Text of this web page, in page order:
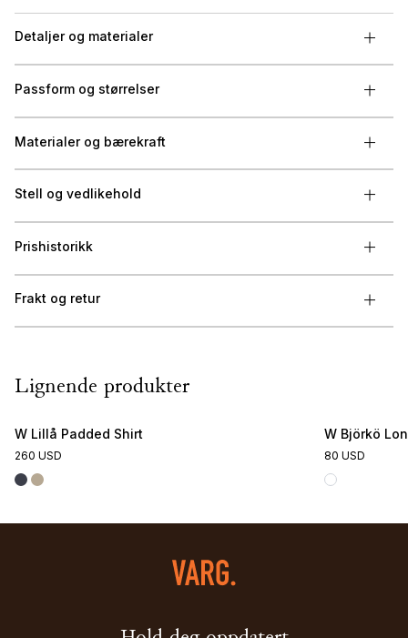
Detaljer og materialer
Passform og størrelser
Materialer og bærekraft
Stell og vedlikehold
Prishistorikk
Frakt og retur
Lignende produkter
W Lillå Padded Shirt
260 USD
W Björkö
80 USD